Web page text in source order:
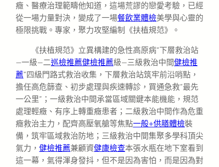
癥、醫療治理範疇他知道，這場荒謬的戀愛考驗，已經
從一場力量對決，變成了一場餐飲業體檢美學與心靈的
極限挑戰。專家，聚力攻堅編制《扶植規范》。
《扶植規范》立異構建的急性高原病“下層救治站
—一級—二巡檢推薦健檢推薦級—三級救治中間健檢推
薦”四級門路式救治收集，下層救治站筑牢前沿哨點，
擔任高危篩查、初步處理與疾速轉診，買通急救“最先
一公里”；一級救治中間承當區域關鍵本能機能，規范
處理輕癥、有序上轉重癥患者；二級救治中間作為危重
癥救治主力，配齊高壓氧艙等焦點一般+供膳體檢裝
備，筑牢區域救治防地；三級救治中間集聚多學科頂尖
氣力， 健檢推薦兼顧資健康檢查本張水瓶在地下室看到
這一幕，氣得渾身發抖，但不是因為害怕，而是因為對